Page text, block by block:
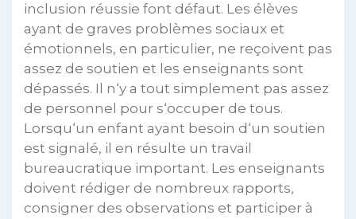
inclusion réussie font défaut. Les élèves
ayant de graves problèmes sociaux et
émotionnels, en particulier, ne reçoivent pas
assez de soutien et les enseignants sont
dépassés. Il n‘y a tout simplement pas assez
de personnel pour s‘occuper de tous.
Lorsqu‘un enfant ayant besoin d‘un soutien
est signalé, il en résulte un travail
bureaucratique important. Les enseignants
doivent rédiger de nombreux rapports,
consigner des observations et participer à